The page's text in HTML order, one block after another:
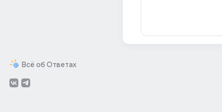
Всё об Ответах